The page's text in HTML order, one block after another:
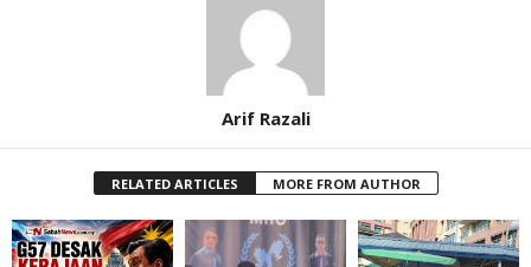
Arif Razali
RELATED ARTICLES MORE FROM AUTHOR